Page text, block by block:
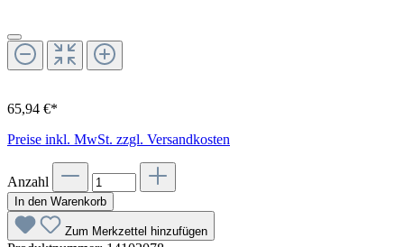
65,94 €*
Preise inkl. MwSt. zzgl. Versandkosten
Anzahl
In den Warenkorb
Zum Merkzettel hinzufügen